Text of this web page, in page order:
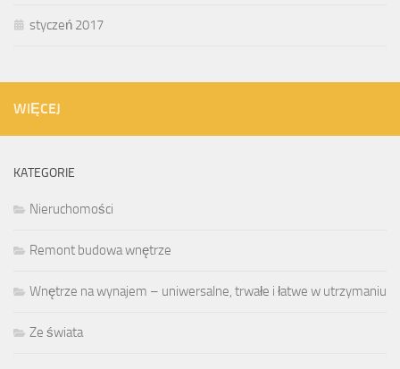
styczeń 2017
WIĘCEJ
KATEGORIE
Nieruchomości
Remont budowa wnętrze
Wnętrze na wynajem – uniwersalne, trwałe i łatwe w utrzymaniu
Ze świata